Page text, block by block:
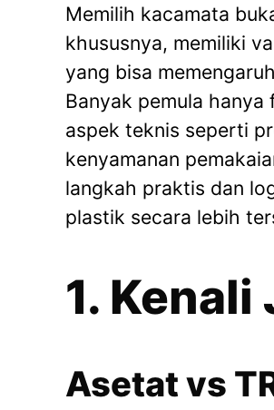
Memilih kacamata
khususnya, memiliki
yang bisa
Banyak pemula
aspek teknis seperti
kenyamanan
langkah praktis dan
plastik secara lebih
1.
Asetat vs